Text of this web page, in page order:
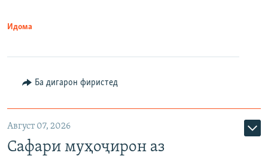
Идома
Ба дигарон фиристед
Август 07, 2026
Сафари муҳоҷирон аз